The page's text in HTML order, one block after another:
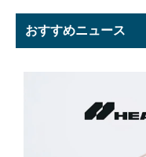
おすすめニュース